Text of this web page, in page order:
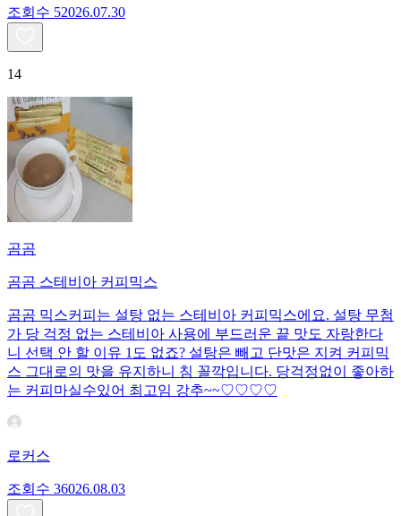
조회수 52026.07.30
14
곰곰
곰곰 스테비아 커피믹스
곰곰 믹스커피는 설탕 없는 스테비아 커피믹스에요. 설탕 무첨
가 당 걱정 없는 스테비아 사용에 부드러운 끝 맛도 자랑한다
니 선택 안 할 이유 1도 없죠? 설탕은 빼고 단맛은 지켜 커피믹
스 그대로의 맛을 유지하니 침 꼴깍입니다. 당걱정없이 좋아하
는 커피마실수있어 최고임 강추~~♡♡♡♡
로커스
조회수 36026.08.03